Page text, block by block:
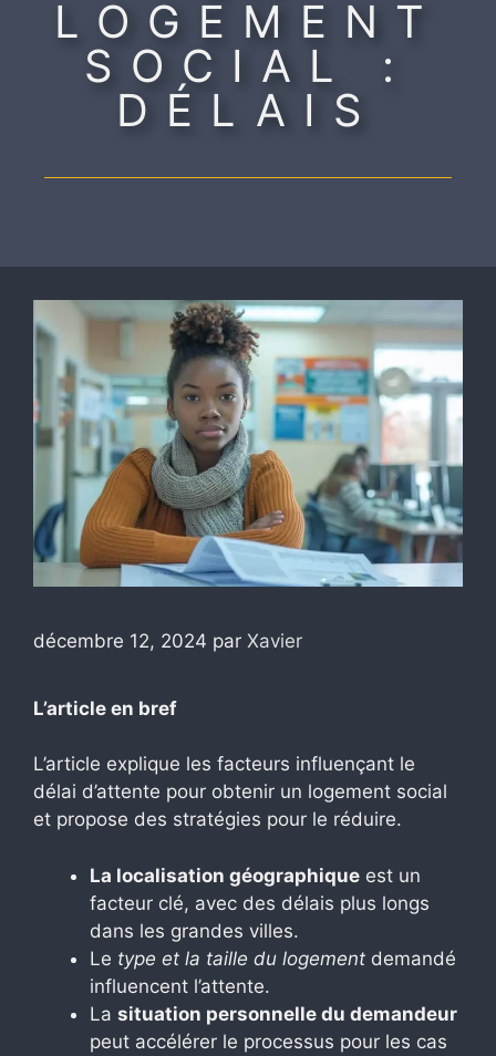
LOGEMENT
SOCIAL :
DÉLAIS
décembre 12, 2024 par Xavier
L’article en bref
L’article explique les facteurs influençant le
délai d’attente pour obtenir un logement social
et propose des stratégies pour le réduire.
La localisation géographique est un
facteur clé, avec des délais plus longs
dans les grandes villes.
Le type et la taille du logement demandé
influencent l’attente.
La situation personnelle du demandeur
peut accélérer le processus pour les cas